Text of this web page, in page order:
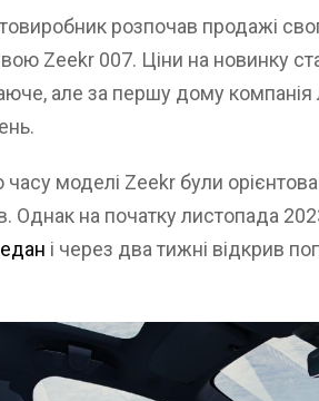
розпочав продажі
Zeekr 007. Ціни на новинку
але за першу дому
моделі Zeekr були
Однак на початку листопада
і через два тижні відкрив